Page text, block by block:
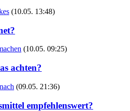
(10.05. 13:48)
(10.05. 09:25)
achten?
(09.05. 21:36)
empfehlenswert?